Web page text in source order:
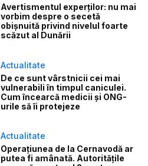
Avertismentul experților: nu mai
vorbim despre o secetă
obișnuită privind nivelul foarte
scăzut al Dunării
Actualitate
De ce sunt vârstnicii cei mai
vulnerabili în timpul caniculei.
Cum încearcă medicii și ONG-
urile să îi protejeze
Actualitate
Operațiunea de la Cernavodă ar
putea fi amânată. Autoritățile